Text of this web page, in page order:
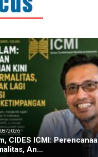
2026
CIDES ICMI:
An…